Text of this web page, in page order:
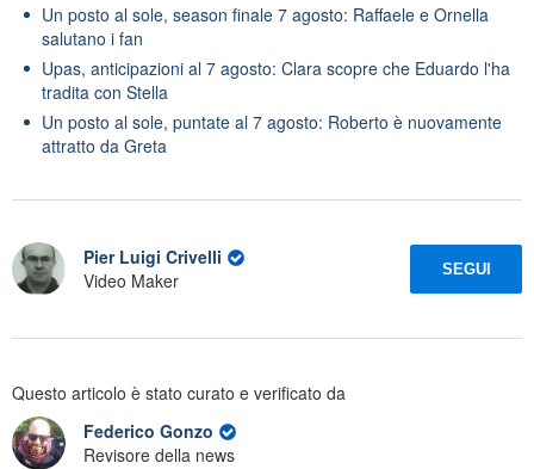
Un posto al sole, season finale 7 agosto: Raffaele e Ornella
salutano i fan
Upas, anticipazioni al 7 agosto: Clara scopre che Eduardo l'ha
tradita con Stella
Un posto al sole, puntate al 7 agosto: Roberto è nuovamente
attratto da Greta
Pier Luigi Crivelli
Video Maker
SEGUI
Questo articolo è stato curato e verificato da
Federico Gonzo
Revisore della news